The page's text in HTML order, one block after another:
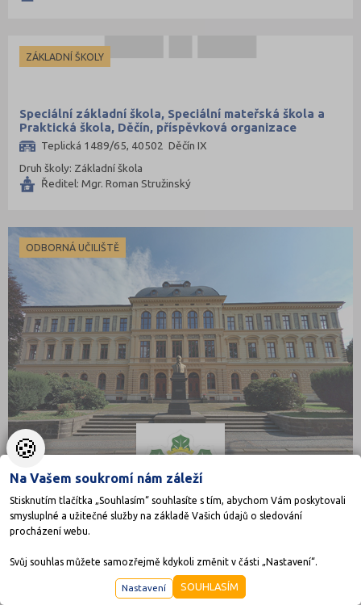
ZÁKLADNÍ ŠKOLY
Speciální základní škola, Speciální mateřská škola a
Praktická škola, Děčín, příspěvková organizace
Teplická 1489/65, 40502 Děčín IX
Druh školy: Základní škola
Ředitel: Mgr. Roman Stružinský
ODBORNÁ UČILIŠTĚ
Střední lesnická škola a Střední odborná škola,
T. G. Masaryka 580, 40777 Šluknov
Druh školy: Odborné učiliště
Ředitel: Mgr. et Bc. Rudolf Sochor
🍪
Na Vašem soukromí nám záleží
Stisknutím tlačítka „Souhlasím“ souhlasíte s tím, abychom Vám poskytovali
smysluplné a užitečné služby na základě Vašich údajů o sledování
procházení webu.
Svůj souhlas můžete samozřejmě kdykoli změnit v části „Nastavení“.
Nastavení SOUHLASÍM